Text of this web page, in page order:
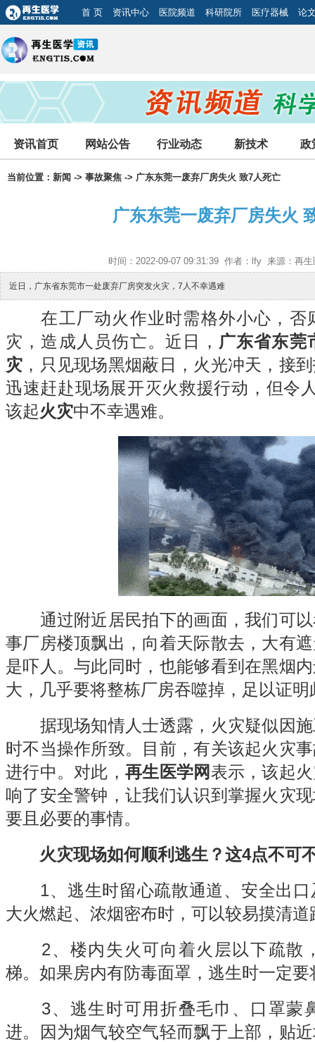
首 页 资讯中心 医院频道 科研院所 医疗器械 论
资讯首页 网站公告 行业动态 新技术 政
当前位置： 新闻 -> 事故聚焦 -> 广东东莞一废弃厂房失火 致7人死亡
广东东莞一废弃厂房失火
时间：2022-09-07 09:31:39 作者：lfy 来源：再生
近日，广东省东莞市一处废弃厂房突发火灾，7人不幸遇难
在工厂动火作业时需格外小心，否
灾，造成人员伤亡。近日， 广东省东莞
灾 ，只见现场黑烟蔽日，火光冲天，接
迅速赶赴现场展开灭火救援行动，但令
该起火灾中不幸遇难。
通过附近居民拍下的画面，我们可以
事厂房楼顶飘出，向着天际散去，大有
是吓人。与此同时，也能够看到在黑烟
大，几乎要将整栋厂房吞噬掉，足以证
据现场知情人士透露，火灾疑似因施
时不当操作所致。目前，有关该起火灾
进行中。对此，再生医学网表示，该起
响了安全警钟，让我们认识到掌握火灾
要且必要的事情。
火灾现场如何顺利逃生？这4点不可
1、逃生时留心疏散通道、安全出口
大火燃起、浓烟密布时，可以较易摸清
2、楼内失火可向着火层以下疏散
梯。如果房内有防毒面罩，逃生时一定
3、逃生时可用折叠毛巾、口罩蒙
进。因为烟气较空气轻而飘于上部，贴